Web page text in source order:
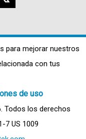
para mejorar nuestros
con tus
de uso
Todos los derechos
7 US 1009